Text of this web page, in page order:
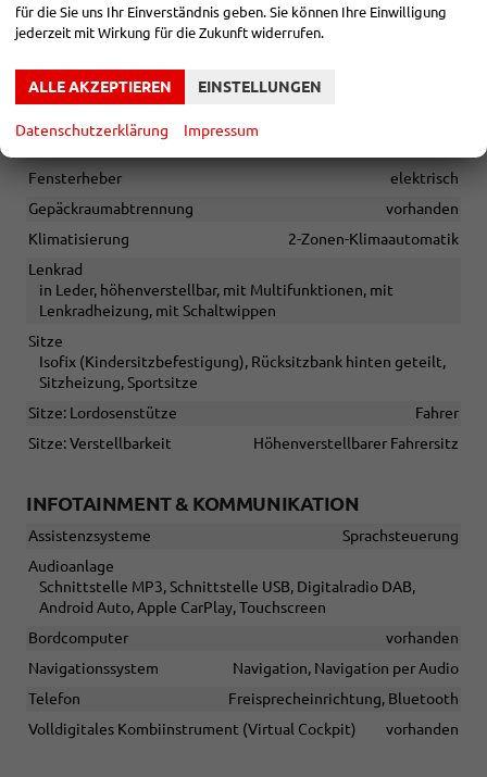
Sonstiges
Fensterheber
elektrisch
Gepäckraumabtrennung
vorhanden
Klimatisierung
2-Zonen-Klimaautomatik
Lenkrad
in Leder, höhenverstellbar, mit Multifunktionen, mit
Lenkradheizung, mit Schaltwippen
Sitze
Isofix (Kindersitzbefestigung), Rücksitzbank hinten geteilt,
Sitzheizung, Sportsitze
Sitze: Lordosenstütze
Fahrer
Sitze: Verstellbarkeit
Höhenverstellbarer Fahrersitz
INFOTAINMENT & KOMMUNIKATION
Assistenzsysteme
Sprachsteuerung
Audioanlage
Schnittstelle MP3, Schnittstelle USB, Digitalradio DAB,
Android Auto, Apple CarPlay, Touchscreen
Bordcomputer
vorhanden
Navigationssystem
Navigation, Navigation per Audio
Telefon
Freisprecheinrichtung, Bluetooth
Volldigitales Kombiinstrument (Virtual Cockpit)
vorhanden
für die Sie uns Ihr Einverständnis geben. Sie können Ihre Einwilligung
jederzeit mit Wirkung für die Zukunft widerrufen.
ALLE AKZEPTIEREN EINSTELLUNGEN
Datenschutzerklärung Impressum